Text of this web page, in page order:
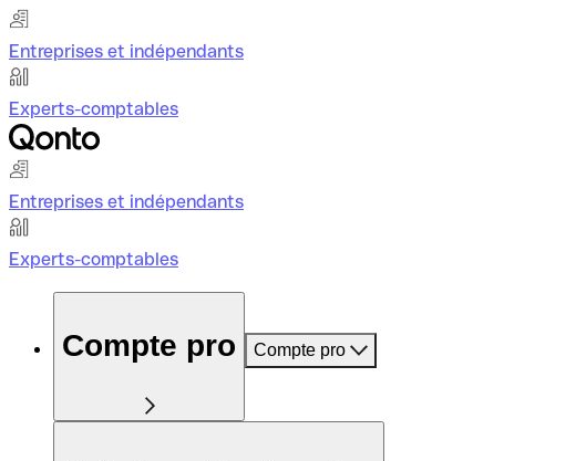
Entreprises et indépendants
Experts-comptables
Entreprises et indépendants
Experts-comptables
Compte pro Compte pro